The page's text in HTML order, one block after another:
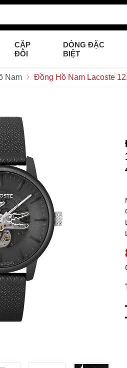
CẶP
ĐÔI
DÒNG ĐẶC
BIỆT
Nam Đồng Hồ Nam Lacoste